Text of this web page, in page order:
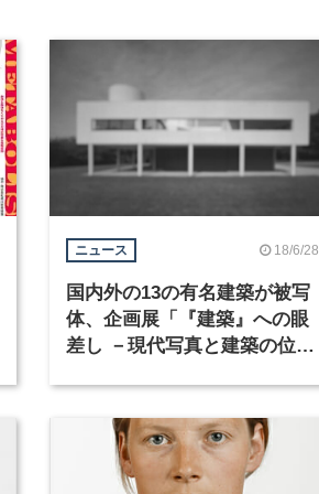
ニュース 18/6/28
国内外の13の有名建築が被写
体、企画展「『建築』への眼
差し －現代写真と建築の位相